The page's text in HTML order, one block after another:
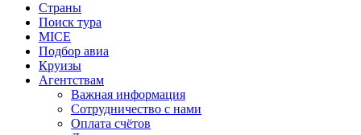
Страны
Поиск тура
MICE
Подбор авиа
Круизы
Агентствам
Важная информация
Сотрудничество с нами
Оплата счётов